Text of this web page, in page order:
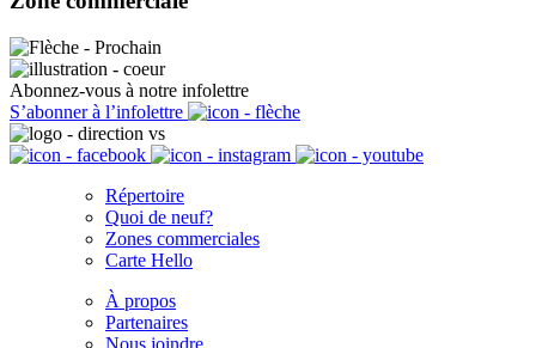
Abonnez-vous à notre infolettre
S’abonner à l’infolettre
Répertoire
Quoi de neuf?
Zones commerciales
Carte Hello
À propos
Partenaires
Nous joindre